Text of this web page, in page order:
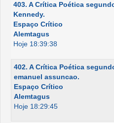
403. A Crítica Poética
Kennedy.
Espaço Crítico
Alemtagus
Hoje 18:39:38
402. A Crítica Poética
emanuel assuncao.
Espaço Crítico
Alemtagus
Hoje 18:29:45